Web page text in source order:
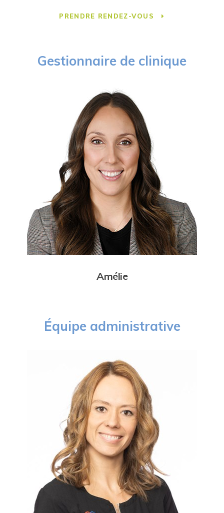
PRENDRE RENDEZ-VOUS
Gestionnaire de clinique
Amélie
Équipe administrative